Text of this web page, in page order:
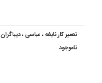
تعمیر کار نابغه ، عباسی ، دیباگران
ناموجود